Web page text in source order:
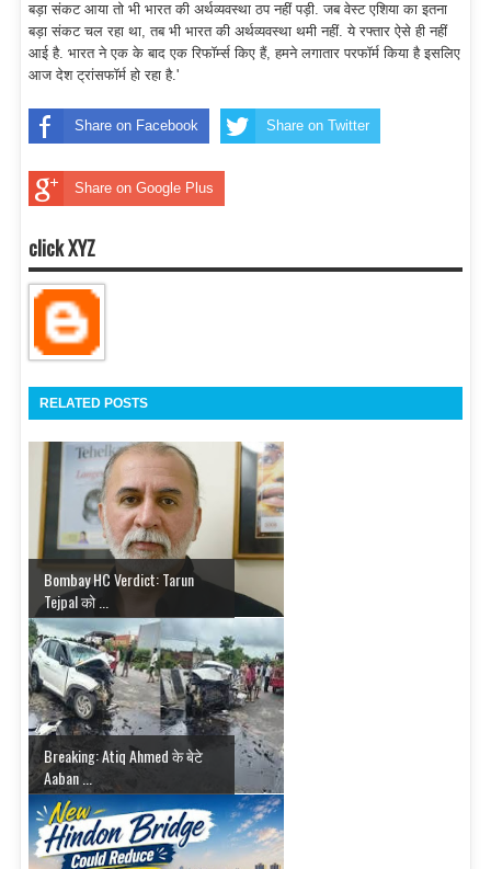
बड़ा संकट आया तो भी भारत की अर्थव्यवस्था ठप नहीं पड़ी. जब वेस्ट एशिया का इतना
बड़ा संकट चल रहा था, तब भी भारत की अर्थव्यवस्था थमी नहीं. ये रफ्तार ऐसे ही नहीं
आई है. भारत ने एक के बाद एक रिफॉर्म्स किए हैं, हमने लगातार परफॉर्म किया है इसलिए
आज देश ट्रांसफॉर्म हो रहा है.'
Share on Facebook Share on Twitter
Share on Google Plus
click XYZ
RELATED POSTS
Bombay HC Verdict: Tarun
Tejpal को ...
Breaking: Atiq Ahmed के बेटे
Aaban ...